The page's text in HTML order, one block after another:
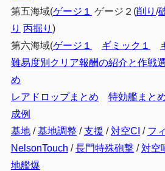
第五海域(ゲージ１ ゲージ２(削り /
り 丙掘り )
第六海域(ゲージ１ ギミック１
難易度別クリア報酬の紹介と作戦
め
レアドロップまとめ
特効艦まと
成例
基地/基地調整/支援 /対空CI / フ
NelsonTouch /長門特殊砲撃/対空
地艦爆